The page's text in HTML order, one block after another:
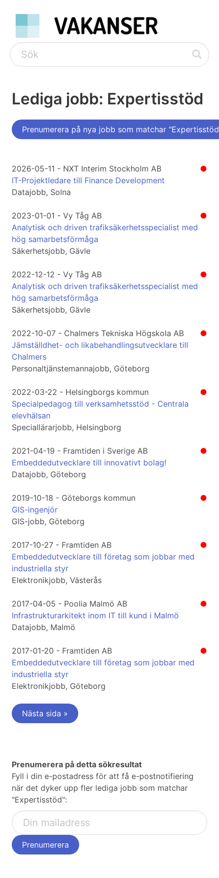
Lediga jobb: Expertisstöd
Prenumerera på nya jobb som matchar
●
2026-05-11 - NXT Interim Stockholm AB
IT-Projektledare till Finance Development
Datajobb, Solna
●
2023-01-01 - Vy Tåg AB
Analytisk och driven trafiksäkerhetsspecialist med
hög samarbetsförmåga
Säkerhetsjobb, Gävle
●
2022-12-12 - Vy Tåg AB
Analytisk och driven trafiksäkerhetsspecialist med
hög samarbetsförmåga
Säkerhetsjobb, Gävle
●
2022-10-07 - Chalmers Tekniska Högskola AB
Jämställdhet- och likabehandlingsutvecklare till
Chalmers
Personaltjänstemannajobb, Göteborg
●
2022-03-22 - Helsingborgs kommun
Specialpedagog till verksamhetsstöd - Centrala
elevhälsan
Speciallärarjobb, Helsingborg
●
2021-04-19 - Framtiden i Sverige AB
Embeddedutvecklare till innovativt bolag!
Datajobb, Göteborg
●
2019-10-18 - Göteborgs kommun
GIS-ingenjör
GIS-jobb, Göteborg
●
2017-10-27 - Framtiden AB
Embeddedutvecklare till företag som jobbar med
industriella styr
Elektronikjobb, Västerås
●
2017-04-05 - Poolia Malmö AB
Infrastrukturarkitekt inom IT till kund i Malmö
Datajobb, Malmö
●
2017-01-20 - Framtiden AB
Embeddedutvecklare till företag som jobbar med
industriella styr
Elektronikjobb, Göteborg
Nästa sida »
Prenumerera på detta sökresultat
Fyll i din e-postadress för att få e-postnotifiering
när det dyker upp fler lediga jobb som matchar
"Expertisstöd":